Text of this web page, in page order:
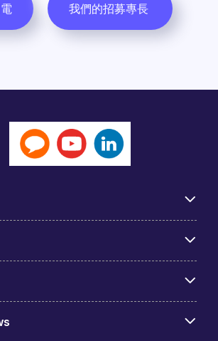
我們的招募專長